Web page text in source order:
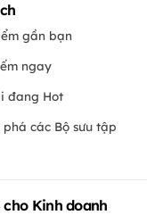
gần bạn
ngay
đang Hot
phá các Bộ sưu tập
cho Kinh doanh